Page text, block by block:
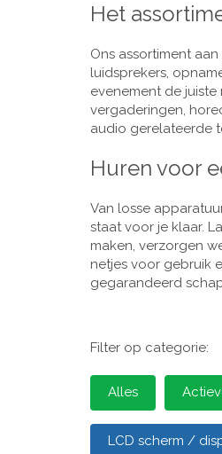
Het
Ons assortiment
luidsprekers,
evenement de
vergaderingen,
audio gerelateerde
Huren voor
Van losse
staat voor je klaar.
maken, verzorgen
netjes voor gebruik
gegarandeerd
Filter op categorie:
Alles
LCD scherm /